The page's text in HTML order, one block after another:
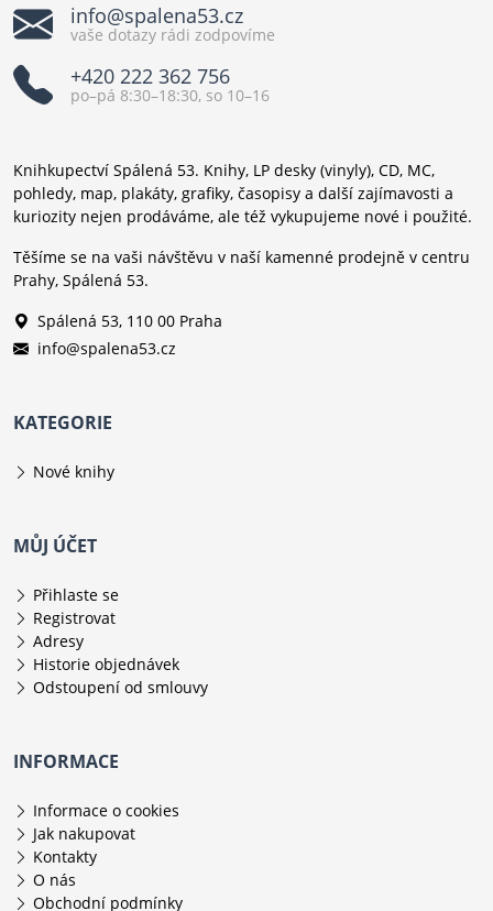
info@spalena53.cz
vaše dotazy rádi zodpovíme
+420 222 362 756
po–pá 8:30–18:30, so 10–16
Knihkupectví Spálená 53. Knihy, LP desky (vinyly), CD, MC,
pohledy, map, plakáty, grafiky, časopisy a další zajímavosti a
kuriozity nejen prodáváme, ale též vykupujeme nové i použité.
Těšíme se na vaši návštěvu v naší kamenné prodejně v centru
Prahy, Spálená 53.
Spálená 53, 110 00 Praha
info@spalena53.cz
KATEGORIE
Nové knihy
MŮJ ÚČET
Přihlaste se
Registrovat
Adresy
Historie objednávek
Odstoupení od smlouvy
INFORMACE
Informace o cookies
Jak nakupovat
Kontakty
O nás
Obchodní podmínky